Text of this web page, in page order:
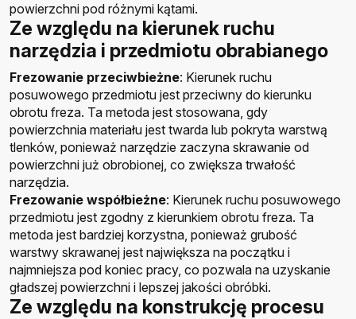
powierzchni pod różnymi kątami.
Ze względu na kierunek ruchu
narzędzia i przedmiotu obrabianego
Frezowanie przeciwbieżne: Kierunek ruchu
posuwowego przedmiotu jest przeciwny do kierunku
obrotu freza. Ta metoda jest stosowana, gdy
powierzchnia materiału jest twarda lub pokryta warstwą
tlenków, ponieważ narzędzie zaczyna skrawanie od
powierzchni już obrobionej, co zwiększa trwałość
narzędzia.
Frezowanie współbieżne: Kierunek ruchu posuwowego
przedmiotu jest zgodny z kierunkiem obrotu freza. Ta
metoda jest bardziej korzystna, ponieważ grubość
warstwy skrawanej jest największa na początku i
najmniejsza pod koniec pracy, co pozwala na uzyskanie
gładszej powierzchni i lepszej jakości obróbki.
Ze względu na konstrukcję procesu